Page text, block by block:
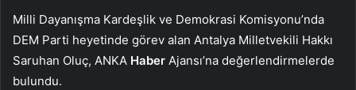
Milli Dayanışma Kardeşlik ve Demokrasi Komisyonu’nda
DEM Parti heyetinde görev alan Antalya Milletvekili Hakkı
Saruhan Oluç, ANKA Haber Ajansı’na değerlendirmelerde
bulundu.